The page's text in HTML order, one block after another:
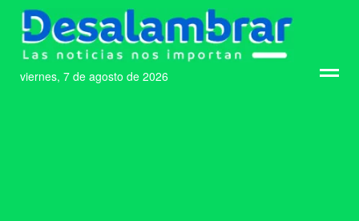
viernes, 7 de agosto de 2026